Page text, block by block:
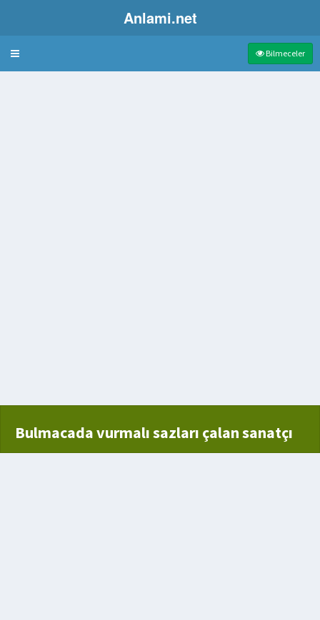
Anlami.net
Bulmaca Bilmeceler
Bulmacada vurmalı sazları çalan sanatçı